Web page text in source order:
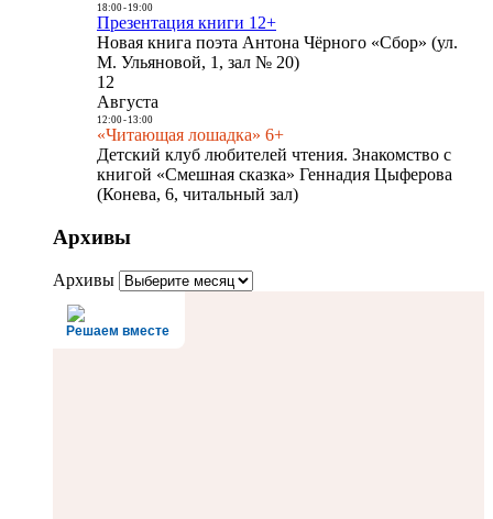
18:00- 19:00
Презентация книги 12+
Новая книга поэта Антона Чёрного «Сбор» (ул.
М. Ульяновой, 1, зал № 20)
12
Августа
12:00- 13:00
«Читающая лошадка» 6+
Детский клуб любителей чтения. Знакомство с
книгой «Смешная сказка» Геннадия Цыферова
(Конева, 6, читальный зал)
Архивы
Архивы
Решаем вместе